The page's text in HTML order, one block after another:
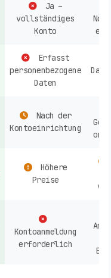
Ja –
vollständiges
Konto
Erfasst
personenbezogene
Daten
Nach der
Kontoeinrichtung
Höhere
Preise
Kontoanmeldung
erforderlich